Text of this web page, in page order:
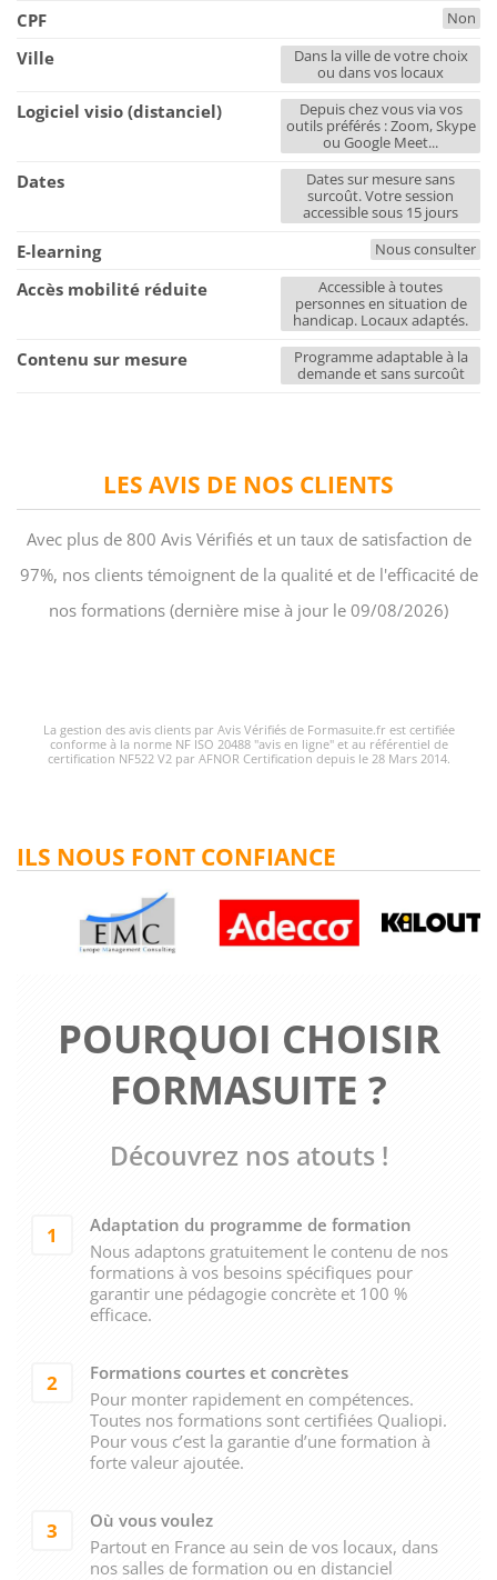
LES AVIS DE NOS CLIENTS
Avec plus de 800 Avis Vérifiés et un taux de satisfaction de
97%, nos clients témoignent de la qualité et de l'efficacité de
nos formations (dernière mise à jour le 09/08/2026)
La gestion des avis clients par Avis Vérifiés de Formasuite.fr est certifiée
conforme à la norme NF ISO 20488 "avis en ligne" et au référentiel de
certification NF522 V2 par AFNOR Certification depuis le 28 Mars 2014.
POURQUOI CHOISIR
FORMASUITE ?
Découvrez nos atouts !
1
Adaptation du programme de formation
Nous adaptons gratuitement le contenu de nos
formations à vos besoins spécifiques pour
garantir une pédagogie concrète et 100 %
efficace.
2
Formations courtes et concrètes
Pour monter rapidement en compétences.
Toutes nos formations sont certifiées Qualiopi.
Pour vous c’est la garantie d’une formation à
forte valeur ajoutée.
3
Où vous voulez
Partout en France au sein de vos locaux, dans
nos salles de formation ou en distanciel
ILS NOUS FONT CONFIANCE
CPF Non
Ville
Dans la ville de votre choix
ou dans vos locaux
Logiciel visio (distanciel)
Depuis chez vous via vos
outils préférés : Zoom, Skype
ou Google Meet...
Dates
Dates sur mesure sans
surcoût. Votre session
accessible sous 15 jours
E-learning Nous consulter
Accès mobilité réduite
Accessible à toutes
personnes en situation de
handicap. Locaux adaptés.
Contenu sur mesure
Programme adaptable à la
demande et sans surcoût